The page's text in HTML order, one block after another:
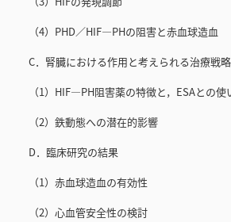
（4）PHD／HIF—PHの阻害と赤血球造血
C．腎臓における作用と考えられる治療戦略
（1）HIF—PH阻害薬の特徴と，ESAとの使
（2）鉄動態への潜在的影響
D．臨床研究の結果
（1）赤血球造血の有効性
（2）心血管安全性の検討